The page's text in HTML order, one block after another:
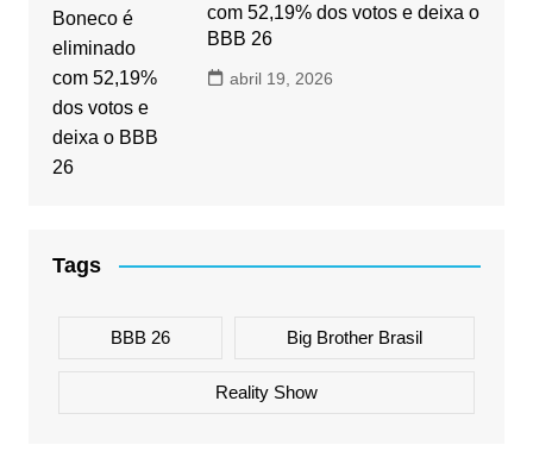
com 52,19% dos votos e deixa o
BBB 26
abril 19, 2026
Tags
BBB 26 Big Brother Brasil
Reality Show